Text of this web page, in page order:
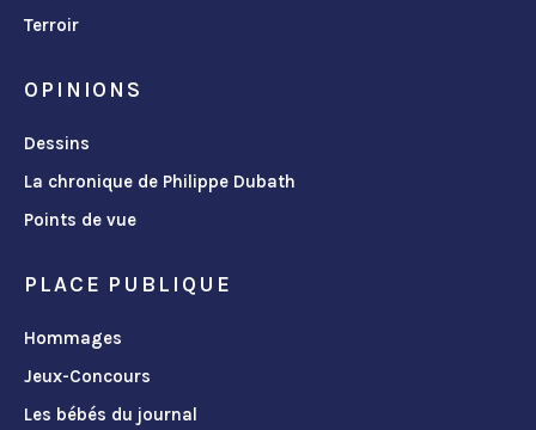
Terroir
OPINIONS
Dessins
La chronique de Philippe Dubath
Points de vue
PLACE PUBLIQUE
Hommages
Jeux-Concours
Les bébés du journal